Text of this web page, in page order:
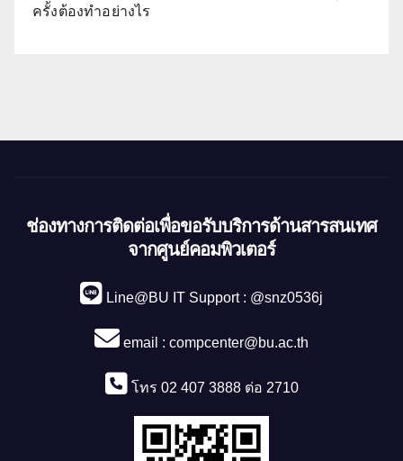
ครั้งต้องทำอย่างไร
ช่องทางการติดต่อเพื่อขอรับบริการด้านสารสนเทศ
จากศูนย์คอมพิวเตอร์
Line@BU IT Support : @snz0536j
email : compcenter@bu.ac.th
โทร 02 407 3888 ต่อ 2710